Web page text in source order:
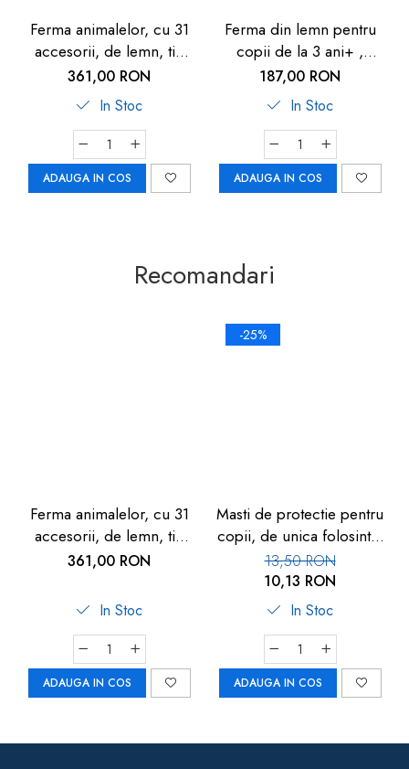
Ferma animalelor, cu 31
accesorii, de lemn, tip
cabana, 3 ani+, Goki
361,00 RON
In Stoc
ADAUGA IN COS
Ferma din lemn pentru
copii de la 3 ani+ ,
Eichhorn 51x36x17 cm cu
20 accesorii
187,00 RON
In Stoc
ADAUGA IN COS
Recomandari
Ferma animalelor, cu 31
accesorii, de lemn, tip
cabana, 3 ani+, Goki
361,00 RON
In Stoc
ADAUGA IN COS
-25%
Masti de protectie pentru
copii, de unica folosinta,
3 straturi, fixare pe nas,
model catel, set 25 buc
13,50 RON
10,13 RON
In Stoc
ADAUGA IN COS